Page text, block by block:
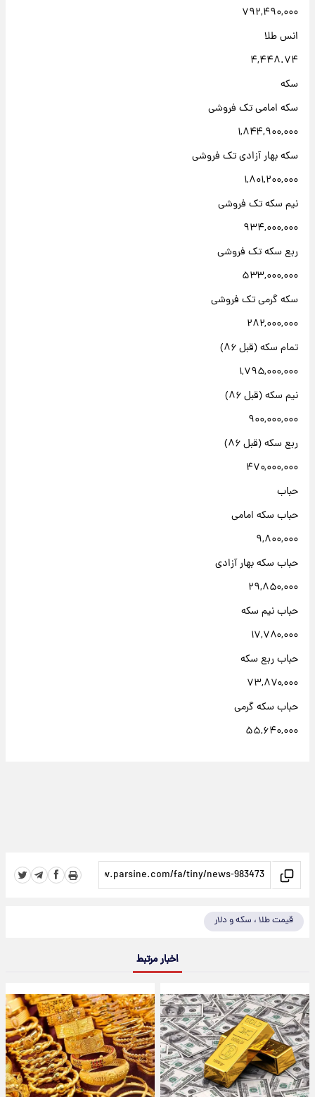
۷۹۲,۴۹۰,۰۰۰
انس طلا
۴,۴۴۸.۷۴
سکه
سکه امامی تک فروشی
۱,۸۴۴,۹۰۰,۰۰۰
سکه بهار آزادی تک فروشی
۱,۸۰۱,۲۰۰,۰۰۰
نیم سکه تک فروشی
۹۳۴,۰۰۰,۰۰۰
ربع سکه تک فروشی
۵۳۳,۰۰۰,۰۰۰
سکه گرمی تک فروشی
۲۸۲,۰۰۰,۰۰۰
تمام سکه (قبل ۸۶)
۱,۷۹۵,۰۰۰,۰۰۰
نیم سکه (قبل ۸۶)
۹۰۰,۰۰۰,۰۰۰
ربع سکه (قبل ۸۶)
۴۷۰,۰۰۰,۰۰۰
حباب
حباب سکه امامی
۹,۸۰۰,۰۰۰
حباب سکه بهار آزادی
۲۹,۸۵۰,۰۰۰
حباب نیم سکه
۱۷,۷۸۰,۰۰۰
حباب ربع سکه
۷۳,۸۷۰,۰۰۰
حباب سکه گرمی
۵۵,۶۴۰,۰۰۰
قیمت طلا ، سکه و دلار
اخبار مرتبط